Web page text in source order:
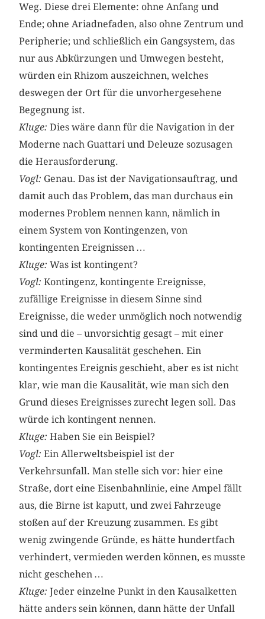
Weg. Diese drei Elemente: ohne Anfang und
Ende; ohne Ariadnefaden, also ohne Zentrum und
Peripherie; und schließlich ein Gangsystem, das
nur aus Abkürzungen und Umwegen besteht,
würden ein Rhizom auszeichnen, welches
deswegen der Ort für die unvorhergesehene
Begegnung ist.
Kluge: Dies wäre dann für die Navigation in der
Moderne nach G­uattari und Deleuze sozusagen
die Herausforderung.
Vogl: Genau. Das ist der Navigationsauftrag, und
damit auch das Problem, das man durchaus ein
modernes Problem nennen kann, nämlich in
einem System von Kontingenzen, von
kontingenten Ereignissen …
Kluge: Was ist kontingent?
Vogl: Kontingenz, kontingente Ereignisse,
zufällige Ereignisse in diesem Sinne sind
Ereignisse, die weder unmöglich noch notwendig
sind und die – unvorsichtig gesagt – mit einer
verminderten Kausalität geschehen. Ein
kontingentes Ereignis geschieht, aber es ist nicht
klar, wie man die Kausalität, wie man sich den
Grund dieses Ereignisses zurecht legen soll. Das
würde ich kontingent nennen.
Kluge: Haben Sie ein Beispiel?
Vogl: Ein Allerweltsbeispiel ist der
Verkehrsunfall. Man stelle sich vor: hier eine
Straße, dort eine Eisenbahnlinie, eine Ampel fällt
aus, die Birne ist kaputt, und zwei Fahrzeuge
stoßen auf der Kreuzung zusammen. Es gibt
wenig zwingende Gründe, es hätte hundertfach
verhindert, vermieden werden können, es musste
nicht geschehen …
Kluge: Jeder einzelne Punkt in den Kausalketten
hätte anders sein können, dann hätte der Unfall